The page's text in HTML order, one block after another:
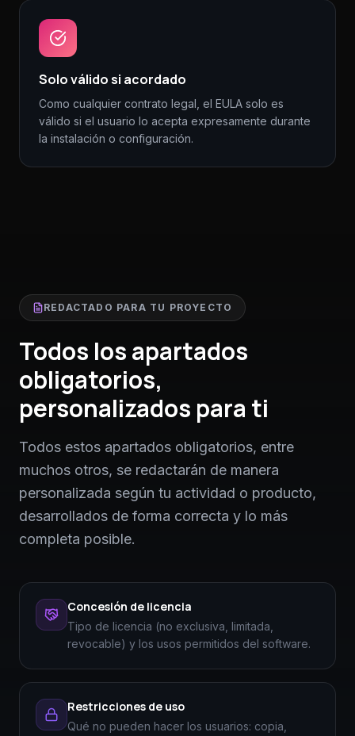
Solo válido si acordado
Como cualquier contrato legal, el EULA solo es
válido si el usuario lo acepta expresamente durante
la instalación o configuración.
REDACTADO PARA TU PROYECTO
Todos los apartados
obligatorios,
personalizados para ti
Todos estos apartados obligatorios, entre
muchos otros, se redactarán de manera
personalizada según tu actividad o producto,
desarrollados de forma correcta y lo más
completa posible.
Concesión de licencia
Tipo de licencia (no exclusiva, limitada,
revocable) y los usos permitidos del software.
Restricciones de uso
Qué no pueden hacer los usuarios: copia,